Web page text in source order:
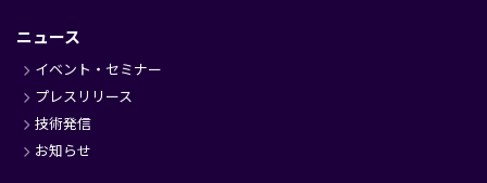
ニュース
イベント・セミナー
プレスリリース
技術発信
お知らせ